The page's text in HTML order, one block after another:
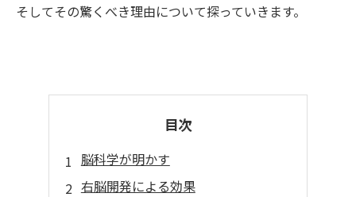
そしてその驚くべき理由について探っていきます。
目次
脳科学が明かす
右脳開発による効果